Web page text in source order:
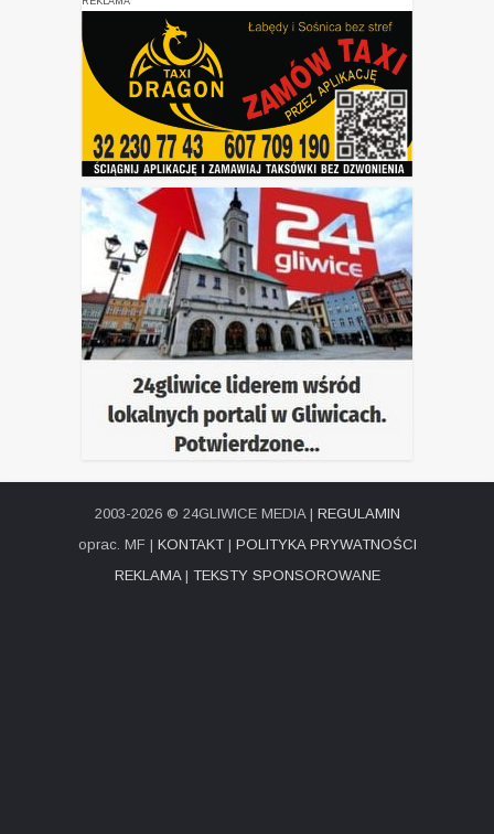
2003-2026 © 24GLIWICE MEDIA | REGULAMIN
oprac. MF | KONTAKT| POLITYKA PRYWATNOŚCI
REKLAMA| TEKSTY SPONSOROWANE